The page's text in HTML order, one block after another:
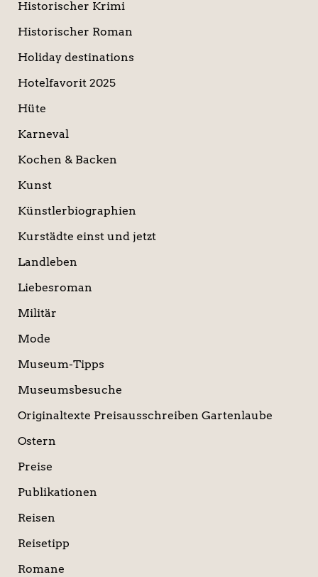
Historischer Krimi
Historischer Roman
Holiday destinations
Hotelfavorit 2025
Hüte
Karneval
Kochen & Backen
Kunst
Künstlerbiographien
Kurstädte einst und jetzt
Landleben
Liebesroman
Militär
Mode
Museum-Tipps
Museumsbesuche
Originaltexte Preisausschreiben Gartenlaube
Ostern
Preise
Publikationen
Reisen
Reisetipp
Romane